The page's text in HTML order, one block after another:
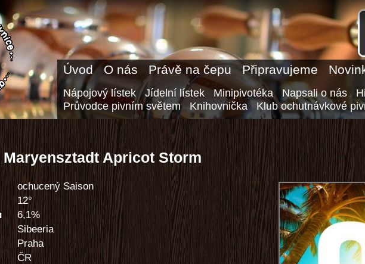
Úvod O nás Právě na čepu Připravujeme
Nápojový lístek Jídelní lístek Minipivotéka Napsali o nás
Průvodce pivním světem
Knihovnička Klub ochutnávkové
Apricot Storm
ochucený Saison
12°
6,1%
Sibeeria
Praha
ČR